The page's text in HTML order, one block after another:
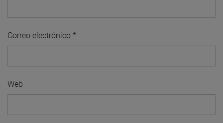
Correo electrónico *
Web